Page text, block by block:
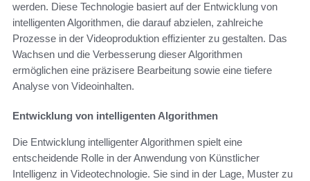
werden. Diese Technologie basiert auf der Entwicklung von
intelligenten Algorithmen, die darauf abzielen, zahlreiche
Prozesse in der Videoproduktion effizienter zu gestalten. Das
Wachsen und die Verbesserung dieser Algorithmen
ermöglichen eine präzisere Bearbeitung sowie eine tiefere
Analyse von Videoinhalten.
Entwicklung von intelligenten Algorithmen
Die Entwicklung intelligenter Algorithmen spielt eine
entscheidende Rolle in der Anwendung von Künstlicher
Intelligenz in Videotechnologie. Sie sind in der Lage, Muster zu